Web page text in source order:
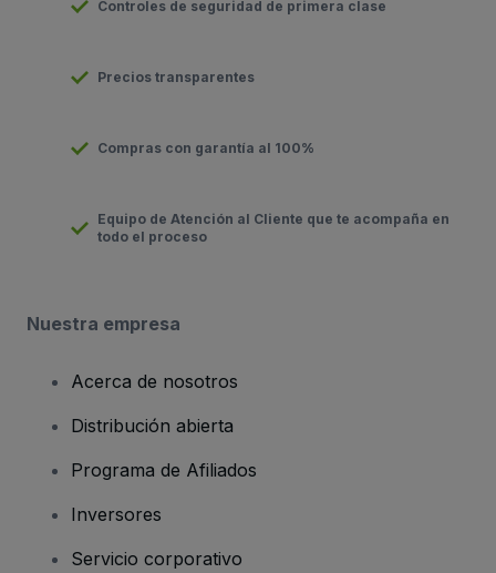
Controles de seguridad de primera clase
Precios transparentes
Compras con garantía al 100%
Equipo de Atención al Cliente que te acompaña en
todo el proceso
Nuestra empresa
Acerca de nosotros
Distribución abierta
Programa de Afiliados
Inversores
Servicio corporativo